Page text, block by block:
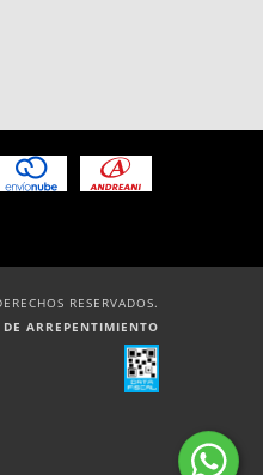
RESERVADOS.
ARREPENTIMIENTO